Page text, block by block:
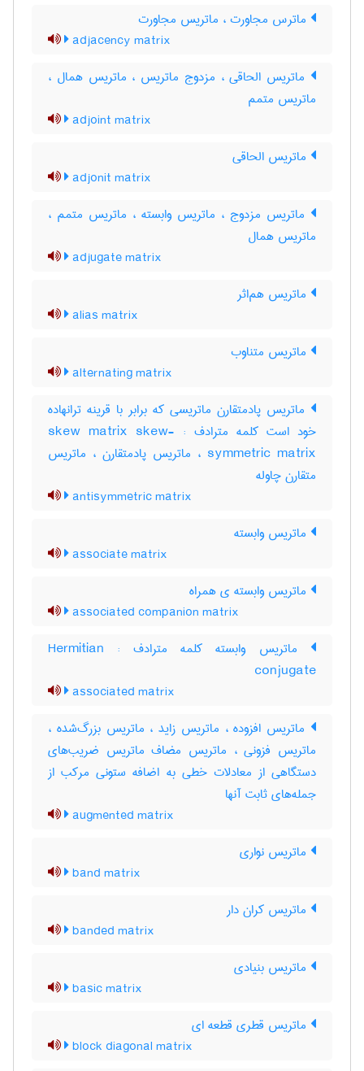
ماترس مجاورت ، ماتریس مجاورت
adjacency matrix
ماتریس الحاقی ، مزدوج ماتریس ، ماتریس همال ،
ماتریس متمم
adjoint matrix
ماتریس الحاقی
adjonit matrix
ماتریس مزدوج ، ماتریس وابسته ، ماتریس متمم ،
ماتریس همال
adjugate matrix
ماتریس هم‌اثر
alias matrix
ماتریس متناوب
alternating matrix
ماتریس پادمتقارن ماتریسی که برابر با قرینه ترانهاده
خود است کلمه مترادف : skew matrix skew-
symmetric matrix ، ماتریس پادمتقارن ، ماتریس
متقارن چاوله
antisymmetric matrix
ماتریس وابسته
associate matrix
ماتریس وابسته ی همراه
associated companion matrix
ماتریس وابسته کلمه مترادف : Hermitian
conjugate
associated matrix
ماتریس افزوده ، ماتریس زاید ، ماتریس بزرگ‌شده ،
ماتریس فزونی ، ماتریس مضاف ماتریس ضریب‌های
دستگاهی از معادلات خطی به اضافه ستونی مرکب از
جمله‌های ثابت آنها
augmented matrix
ماتریس نواری
band matrix
ماتریس کران دار
banded matrix
ماتریس بنیادی
basic matrix
ماتریس قطری قطعه ای
block diagonal matrix